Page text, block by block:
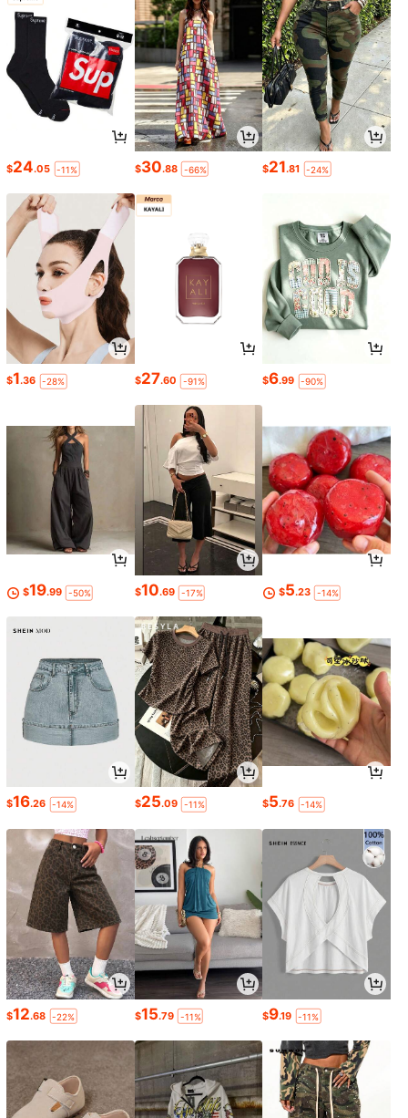
$24.05 -11% $30.88 -66% $21.81 -24%
$1.36 -28% $27.60 -91% $6.99 -90%
$19.99 -50% $10.69 -17% $5.23 -14%
$16.26 -14% $25.09 -11% $5.76 -14%
$12.68 -22% $15.79 -11% $9.19 -11%